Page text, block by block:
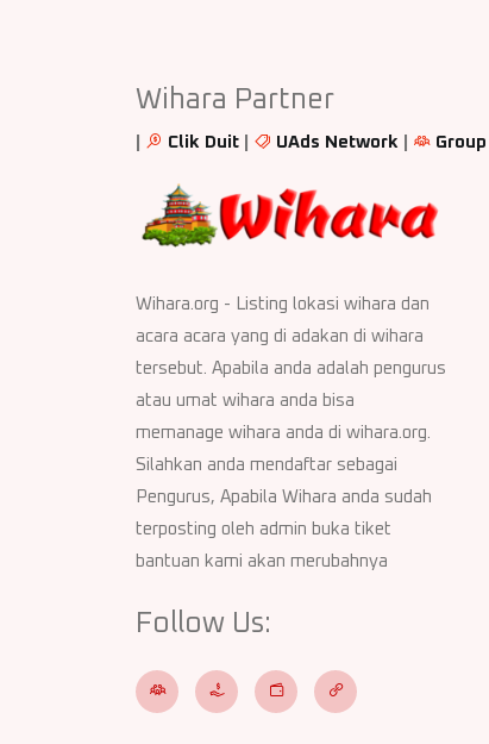
Wihara Partner
Clik Duit UAds Network
Wihara.org - Listing lokasi wihara dan
acara acara yang di adakan di wihara
tersebut. Apabila anda adalah pengurus
atau umat wihara anda bisa
memanage wihara anda di wihara.org.
Silahkan anda mendaftar sebagai
Pengurus, Apabila Wihara anda sudah
terposting oleh admin buka tiket
bantuan kami akan merubahnya
Follow Us: